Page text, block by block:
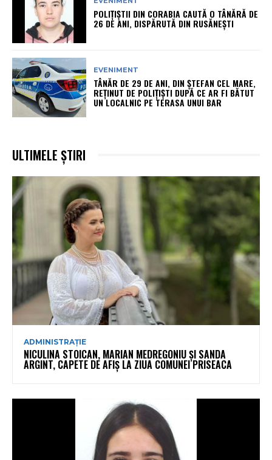
POLIȚIȘTII DIN CORABIA CAUTĂ O TÂNĂRĂ DE
26 DE ANI, DISPĂRUTĂ DIN RUSĂNEȘTI
EVENIMENT
TÂNĂR DE 29 DE ANI, DIN ȘTEFAN CEL MARE,
REȚINUT DE POLIȚIȘTI DUPĂ CE AR FI BĂTUT
UN LOCALNIC PE TERASA UNUI BAR
ULTIMELE ȘTIRI
ADMINISTRAȚIE
NICULINA STOICAN, MARIAN MEDREGONIU ȘI SANDA
ARGINT, CAPETE DE AFIȘ LA ZIUA COMUNEI PRISEACA